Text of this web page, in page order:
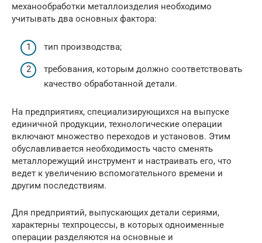
механообработки металлоизделия необходимо
учитывать два основных фактора:
тип производства;
требования, которым должно соответствовать
качество обработанной детали.
На предприятиях, специализирующихся на выпуске
единичной продукции, технологические операции
включают множество переходов и установов. Этим
обуславливается необходимость часто сменять
металлорежущий инструмент и настраивать его, что
ведет к увеличению вспомогательного времени и
другим последствиям.
Для предприятий, выпускающих детали сериями,
характерны техпроцессы, в которых одноименные
операции разделяются на основные и